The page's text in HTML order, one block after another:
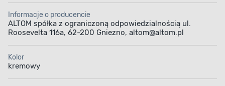
Informacje o producencie
ALTOM spółka z ograniczoną odpowiedzialnością ul.
Roosevelta 116a, 62-200 Gniezno, altom@altom.pl
Kolor
kremowy